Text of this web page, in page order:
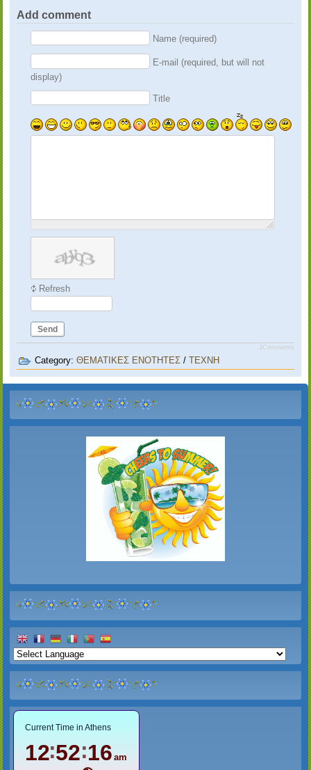
Add comment
Name (required)
E-mail (required, but will not
display)
Title
Refresh
Send
JComments
Category:ΘΕΜΑΤΙΚΕΣ ΕΝΟΤΗΤΕΣ /ΤΕΧΝΗ